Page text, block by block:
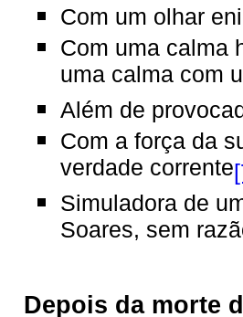
Com um olhar
Com uma calma
uma calma com
Além de
Com a força da
verdade corrente
Simuladora de
Soares, sem
Depois da morte